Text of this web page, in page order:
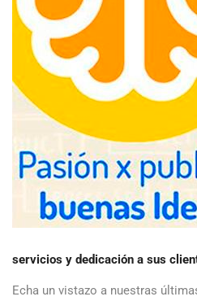
servicios y dedicación a sus
Echa un vistazo a nuestras